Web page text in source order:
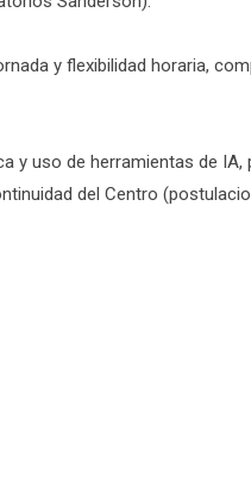
y flexibilidad horaria,
y uso de herramientas de
del Centro